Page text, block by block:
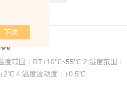
度范围：RT+10℃~55℃ 2.湿度范围：
4.温度波动度：±0.5℃